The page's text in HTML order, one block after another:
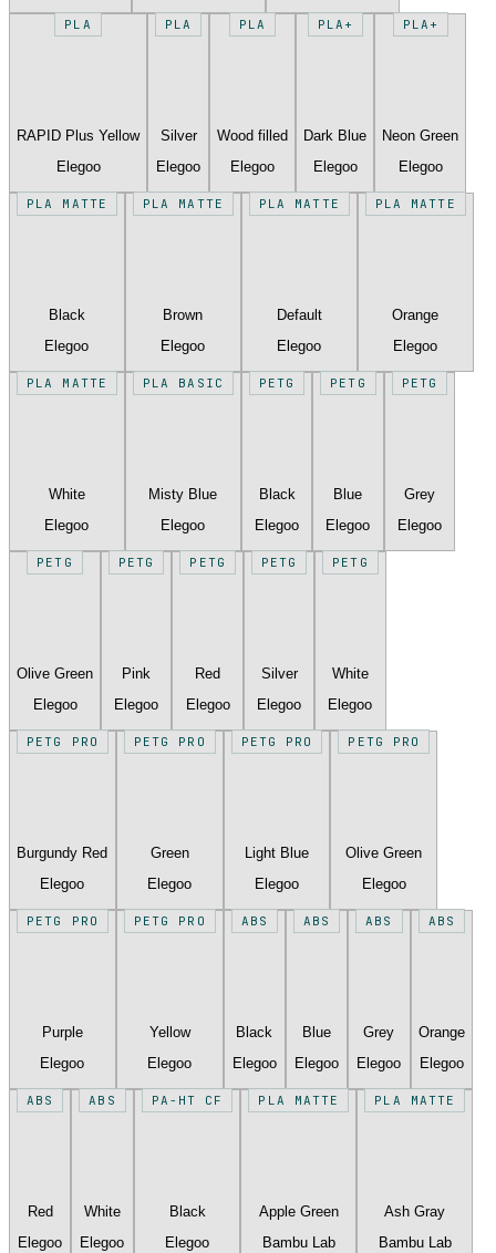
PLA
RAPID Plus Yellow
Elegoo
PLA
Silver
Elegoo
PLA
Wood filled
Elegoo
PLA+
Dark Blue
Elegoo
PLA+
Neon Green
Elegoo
PLA MATTE
Black
Elegoo
PLA MATTE
Brown
Elegoo
PLA MATTE
Default
Elegoo
PLA MATTE
Orange
Elegoo
PLA MATTE
White
Elegoo
PLA BASIC
Misty Blue
Elegoo
PETG
Black
Elegoo
PETG
Blue
Elegoo
PETG
Grey
Elegoo
PETG
Olive Green
Elegoo
PETG
Pink
Elegoo
PETG
Red
Elegoo
PETG
Silver
Elegoo
PETG
White
Elegoo
PETG PRO
Burgundy Red
Elegoo
PETG PRO
Green
Elegoo
PETG PRO
Light Blue
Elegoo
PETG PRO
Olive Green
Elegoo
PETG PRO
Purple
Elegoo
PETG PRO
Yellow
Elegoo
ABS
Black
Elegoo
ABS
Blue
Elegoo
ABS
Grey
Elegoo
ABS
Orange
Elegoo
ABS
Red
Elegoo
ABS
White
Elegoo
PA-HT CF
Black
Elegoo
PLA MATTE
Apple Green
Bambu Lab
PLA MATTE
Ash Gray
Bambu Lab